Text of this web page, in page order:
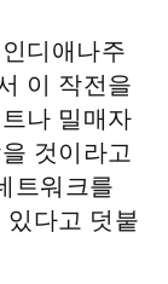
디애나주
이 작전을
나 밀매자
것이라고
트워크를
다고 덧붙